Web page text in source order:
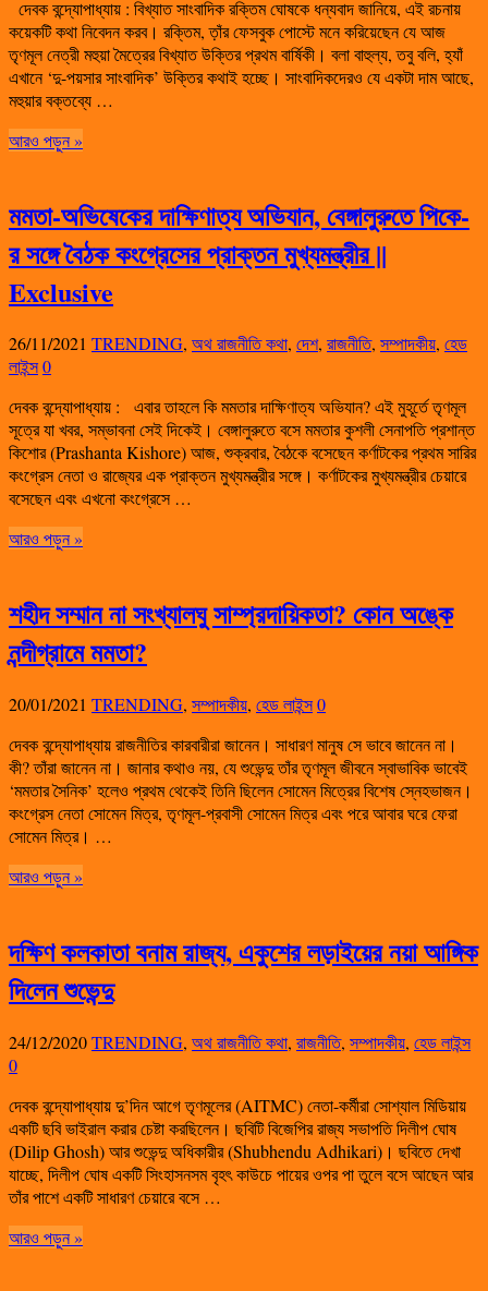
দেবক বন্দ্যোপাধ্যায় : বিখ্যাত সাংবাদিক রক্তিম ঘোষকে ধন্যবাদ জানিয়ে, এই রচনায়
কয়েকটি কথা নিবেদন করব। রক্তিম, ত়াঁর ফেসবুক পোস্টে মনে করিয়েছেন যে আজ
তৃণমূল নেত্রী মহুয়া মৈত্রের বিখ্যাত উক্তির প্রথম বার্ষিকী। বলা বাহুল্য, তবু বলি, হ্যাঁ
এখানে ‘দু-পয়সার সাংবাদিক’ উক্তির কথাই হচ্ছে। সাংবাদিকদেরও যে একটা দাম আছে,
মহুয়ার বক্তব্যে …
আরও পড়ুন »
মমতা-অভিষেকের দাক্ষিণাত্য অভিযান, বেঙ্গালুরুতে পিকে-
র সঙ্গে বৈঠক কংগ্রেসের প্রাক্তন মুখ্যমন্ত্রীর ||
Exclusive
26/11/2021 TRENDING, অথ রাজনীতি কথা, দেশ, রাজনীতি, সম্পাদকীয়, হেড
লাইন্স0
দেবক বন্দ্যোপাধ্যায় : এবার তাহলে কি মমতার দাক্ষিণাত্য অভিযান? এই মুহূর্তে তৃণমূল
সূত্রে যা খবর, সম্ভাবনা সেই দিকেই। বেঙ্গালুরুতে বসে মমতার কুশলী সেনাপতি প্রশান্ত
কিশোর (Prashanta Kishore) আজ, শুক্রবার, বৈঠকে বসেছেন কর্ণাটকের প্রথম সারির
কংগ্রেস নেতা ও রাজ্যের এক প্রাক্তন মুখ্যমন্ত্রীর সঙ্গে। কর্ণাটকের মুখ্যমন্ত্রীর চেয়ারে
বসেছেন এবং এখনো কংগ্রেসে …
আরও পড়ুন »
শহীদ সম্মান না সংখ্যালঘু সাম্প্রদায়িকতা? কোন অঙ্কে
নন্দীগ্রামে মমতা?
20/01/2021 TRENDING, সম্পাদকীয়, হেড লাইন্স0
দেবক বন্দ্যোপাধ্যায় রাজনীতির কারবারীরা জানেন। সাধারণ মানুষ সে ভাবে জানেন না।
কী? তাঁরা জানেন না। জানার কথাও নয়, যে শুভেন্দু তাঁর তৃণমূল জীবনে স্বাভাবিক ভাবেই
‘মমতার সৈনিক’ হলেও প্রথম থেকেই তিনি ছিলেন সোমেন মিত্রের বিশেষ স্নেহভাজন।
কংগ্রেস নেতা সোমেন মিত্র, তৃণমূল-প্রবাসী সোমেন মিত্র এবং পরে আবার ঘরে ফেরা
সোমেন মিত্র। …
আরও পড়ুন »
দক্ষিণ কলকাতা বনাম রাজ্য, একুশের লড়াইয়ের নয়া আঙ্গিক
দিলেন শুভেন্দু
24/12/2020TRENDING, অথ রাজনীতি কথা, রাজনীতি, সম্পাদকীয়, হেড লাইন্স
0
দেবক বন্দ্যোপাধ্যায় দু’দিন আগে তৃণমূলের (AITMC) নেতা-কর্মীরা সোশ্যাল মিডিয়ায়
একটি ছবি ভাইরাল করার চেষ্টা করছিলেন। ছবিটি বিজেপির রাজ্য সভাপতি দিলীপ ঘোষ
(Dilip Ghosh) আর শুভেন্দু অধিকারীর (Shubhendu Adhikari)। ছবিতে দেখা
যাচ্ছে, দিলীপ ঘোষ একটি সিংহাসনসম বৃহৎ কাউচে পায়ের ওপর পা তুলে বসে আছেন আর
তাঁর পাশে একটি সাধারণ চেয়ারে বসে …
আরও পড়ুন »